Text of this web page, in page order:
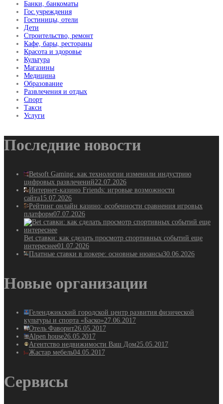
Банки, банкоматы
Гос.учреждения
Гостиницы, отели
Дети
Строительство, ремонт
Кафе, бары, рестораны
Красота и здоровье
Культура
Магазины
Медицина
Образование
Развлечения и отдых
Спорт
Такси
Услуги
Последние новости
Betsoft Gaming: как технологии изменили индустрию
цифровых развлечений22.07.2026
Интернет-казино Friends: игровые возможности
сайта15.07.2026
Рейтинг онлайн казино: особенности сравнения игровых
платформ07.07.2026
Bet ставки: как сделать просмотр спортивных событий еще
интереснее01.07.2026
Платные ставки в покере: основные нюансы30.06.2026
Новые организации
Геленджикский городской центр развития физической
культуры и спорта «Баско»27.06.2017
Отель Фаворит26.05.2017
Alpen house26.05.2017
Агентство недвижимости Ваш Дом25.05.2017
Жастар мебель04.05.2017
Сервисы